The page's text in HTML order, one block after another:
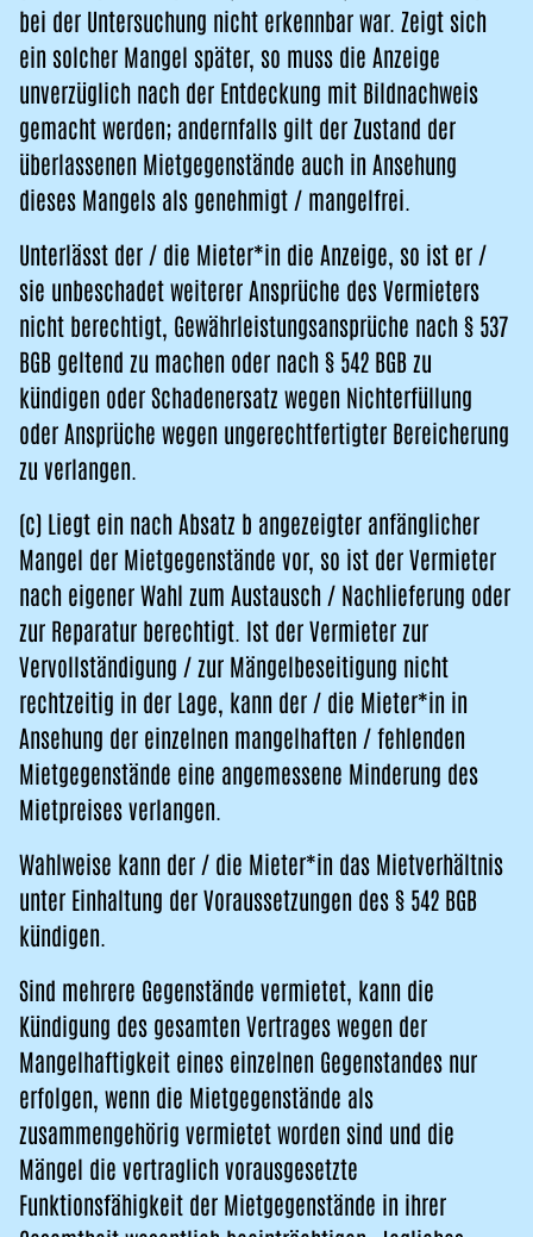
bei der Untersuchung nicht erkennbar war. Zeigt sich
ein solcher Mangel später, so muss die Anzeige
unverzüglich nach der Entdeckung mit Bildnachweis
gemacht werden; andernfalls gilt der Zustand der
überlassenen Mietgegenstände auch in Ansehung
dieses Mangels als genehmigt / mangelfrei.
Unterlässt der / die Mieter*in die Anzeige, so ist er /
sie unbeschadet weiterer Ansprüche des Vermieters
nicht berechtigt, Gewährleistungsansprüche nach § 537
BGB geltend zu machen oder nach § 542 BGB zu
kündigen oder Schadenersatz wegen Nichterfüllung
oder Ansprüche wegen ungerechtfertigter Bereicherung
zu verlangen.
(c) Liegt ein nach Absatz b angezeigter anfänglicher
Mangel der Mietgegenstände vor, so ist der Vermieter
nach eigener Wahl zum Austausch / Nachlieferung oder
zur Reparatur berechtigt. Ist der Vermieter zur
Vervollständigung / zur Mängelbeseitigung nicht
rechtzeitig in der Lage, kann der / die Mieter*in in
Ansehung der einzelnen mangelhaften / fehlenden
Mietgegenstände eine angemessene Minderung des
Mietpreises verlangen.
Wahlweise kann der / die Mieter*in das Mietverhältnis
unter Einhaltung der Voraussetzungen des § 542 BGB
kündigen.
Sind mehrere Gegenstände vermietet, kann die
Kündigung des gesamten Vertrages wegen der
Mangelhaftigkeit eines einzelnen Gegenstandes nur
erfolgen, wenn die Mietgegenstände als
zusammengehörig vermietet worden sind und die
Mängel die vertraglich vorausgesetzte
Funktionsfähigkeit der Mietgegenstände in ihrer